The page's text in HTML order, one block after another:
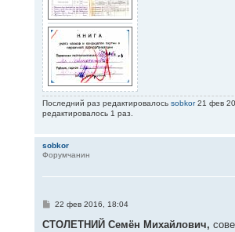
Последний раз редактировалось sobkor21 фев
редактировалось 1 раз.
sobkor
Форумчанин
С
о
22 фев 2016, 18:04
СТОЛЕТНИЙ Семён Михайлович,